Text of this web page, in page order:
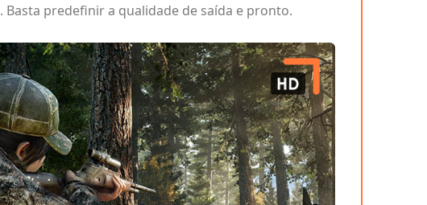
. Basta predefinir a qualidade de saída e pronto.